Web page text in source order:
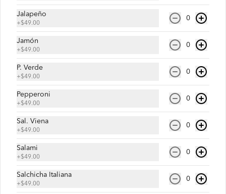
Conócenos
Escríbenos
Términos y condiciones
Política de privacidad
Redes sociales
Jalapeño
+$49.00
0
Jamón
+$49.00
0
P. Verde
+$49.00
0
Pepperoni
+$49.00
0
Sal. Viena
+$49.00
0
Salami
+$49.00
0
Salchicha Italiana
+$49.00
0